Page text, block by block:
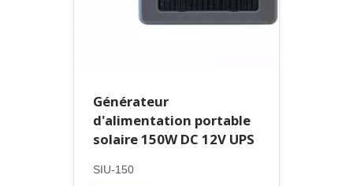
Générateur
d'alimentation portable
solaire 150W DC 12V UPS
SIU-150